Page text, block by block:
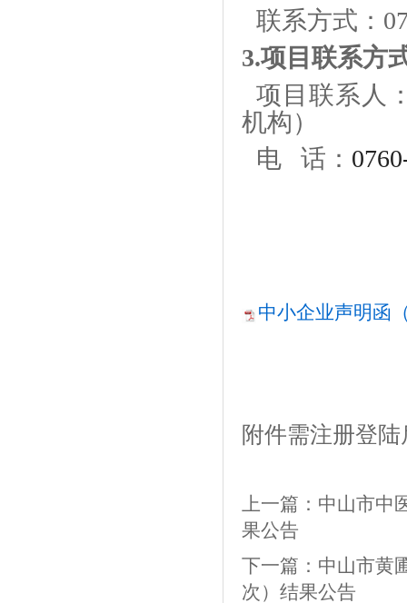
联系方式：
3.项目联系方
项目联系人
机构）
电
话： 0760
中小企业声明函
附件需注册登
上一篇： 中山市中
果公告
下一篇： 中山市黄
次）结果公告